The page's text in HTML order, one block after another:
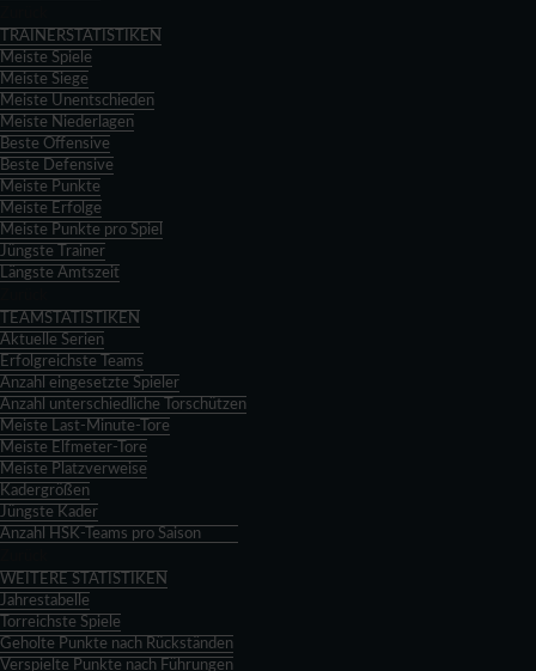
TRAINERSTATISTIKEN
Meiste Spiele
Meiste Siege
Meiste Unentschieden
Meiste Niederlagen
Beste Offensive
Beste Defensive
Meiste Punkte
Meiste Erfolge
Meiste Punkte pro Spiel
Jüngste Trainer
Längste Amtszeit
TEAMSTATISTIKEN
Aktuelle Serien
Erfolgreichste Teams
Anzahl eingesetzte Spieler
Anzahl unterschiedliche Torschützen
Meiste Last-Minute-Tore
Meiste Elfmeter-Tore
Meiste Platzverweise
Kadergrößen
Jüngste Kader
Anzahl HSK-Teams pro Saison
WEITERE STATISTIKEN
Jahrestabelle
Torreichste Spiele
Geholte Punkte nach Rückständen
Verspielte Punkte nach Führungen